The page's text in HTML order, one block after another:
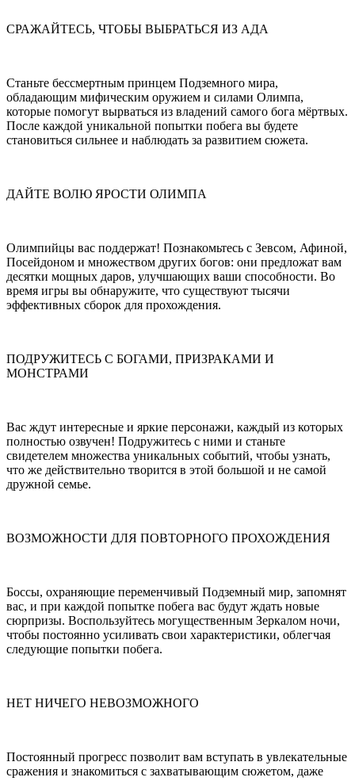
СРАЖАЙТЕСЬ, ЧТОБЫ ВЫБРАТЬСЯ ИЗ АДА
Станьте бессмертным принцем Подземного мира,
обладающим мифическим оружием и силами Олимпа,
которые помогут вырваться из владений самого бога мёртвых.
После каждой уникальной попытки побега вы будете
становиться сильнее и наблюдать за развитием сюжета.
ДАЙТЕ ВОЛЮ ЯРОСТИ ОЛИМПА
Олимпийцы вас поддержат! Познакомьтесь с Зевсом, Афиной,
Посейдоном и множеством других богов: они предложат вам
десятки мощных даров, улучшающих ваши способности. Во
время игры вы обнаружите, что существуют тысячи
эффективных сборок для прохождения.
ПОДРУЖИТЕСЬ С БОГАМИ, ПРИЗРАКАМИ И
МОНСТРАМИ
Вас ждут интересные и яркие персонажи, каждый из которых
полностью озвучен! Подружитесь с ними и станьте
свидетелем множества уникальных событий, чтобы узнать,
что же действительно творится в этой большой и не самой
дружной семье.
ВОЗМОЖНОСТИ ДЛЯ ПОВТОРНОГО ПРОХОЖДЕНИЯ
Боссы, охраняющие переменчивый Подземный мир, запомнят
вас, и при каждой попытке побега вас будут ждать новые
сюрпризы. Воспользуйтесь могущественным Зеркалом ночи,
чтобы постоянно усиливать свои характеристики, облегчая
следующие попытки побега.
НЕТ НИЧЕГО НЕВОЗМОЖНОГО
Постоянный прогресс позволит вам вступать в увлекательные
сражения и знакомиться с захватывающим сюжетом, даже